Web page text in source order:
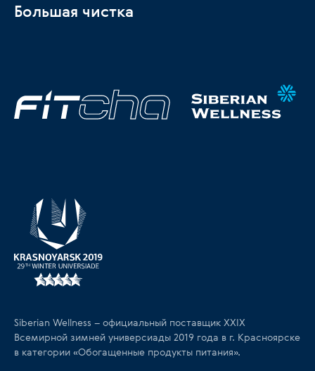
Большая чистка
Siberian Wellness – официальный поставщик XXIX
Всемирной зимней универсиады 2019 года в г. Красноярске
в категории «Обогащенные продукты питания».